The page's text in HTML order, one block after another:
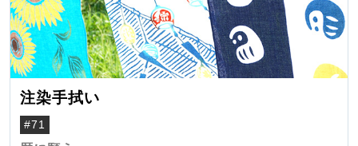
注染手拭い
#71